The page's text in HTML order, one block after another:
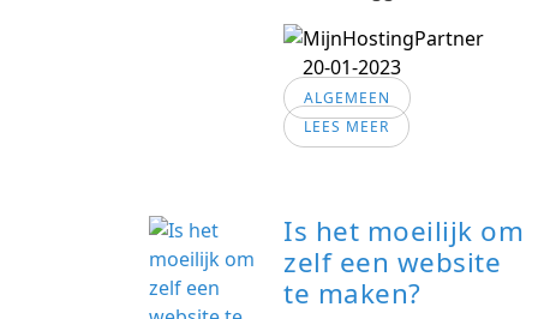
20-01-2023
ALGEMEEN
LEES MEER
Is het moeilijk om
zelf een website
te maken?